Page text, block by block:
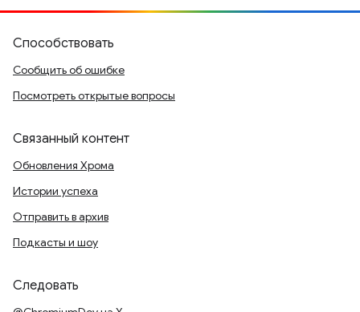
Способствовать
Сообщить об ошибке
Посмотреть открытые вопросы
Связанный контент
Обновления Хрома
Истории успеха
Отправить в архив
Подкасты и шоу
Следовать